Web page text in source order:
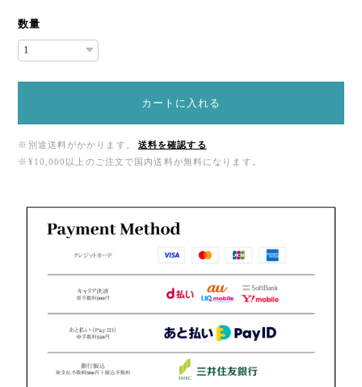
数量
カートに入れる
※別途送料がかかります。
送料を確認する
※¥10,000以上のご注文で国内送料が無料になります。